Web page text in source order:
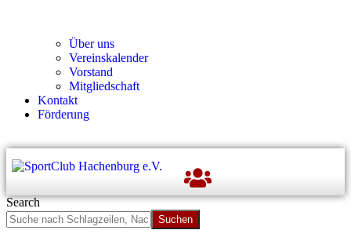
Über uns
Ver­einska­len­der
Vor­stand
Mit­glied­schaft
Kon­takt
För­de­rung
Search